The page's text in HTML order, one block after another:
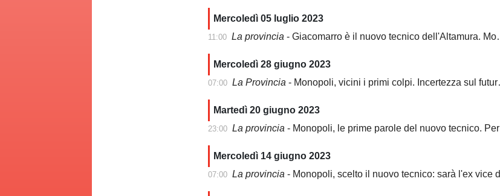
Mercoledì 05 luglio 2023
11:00 La provincia - Giacomarro è il nuovo tecnico dell'Altamura. Monopoli, ecco il primo colpo
Mercoledì 28 giugno 2023
07:00 La Provincia - Monopoli, vicini i primi colpi. Incertezza sul futuro del Bitonto
Martedì 20 giugno 2023
23:00 La provincia - Monopoli, le prime parole del nuovo tecnico. Per la panchina dell'Altamura idea Laterza
Mercoledì 14 giugno 2023
07:00 La provincia - Monopoli, scelto il nuovo tecnico: sarà l'ex vice di Eusebio Di Francesco